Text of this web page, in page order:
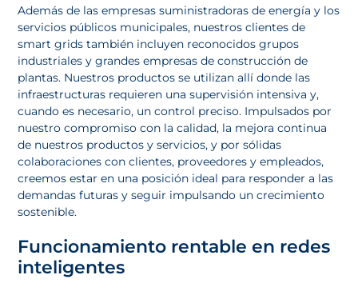
Además de las empresas suministradoras de energía y los
servicios públicos municipales, nuestros clientes de
smart grids también incluyen reconocidos grupos
industriales y grandes empresas de construcción de
plantas. Nuestros productos se utilizan allí donde las
infraestructuras requieren una supervisión intensiva y,
cuando es necesario, un control preciso. Impulsados por
nuestro compromiso con la calidad, la mejora continua
de nuestros productos y servicios, y por sólidas
colaboraciones con clientes, proveedores y empleados,
creemos estar en una posición ideal para responder a las
demandas futuras y seguir impulsando un crecimiento
sostenible.
Funcionamiento rentable en redes
inteligentes